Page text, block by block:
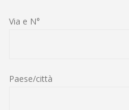
Via e N°
Paese/città